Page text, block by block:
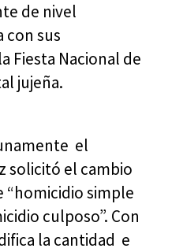
de nivel
con sus
Fiesta Nacional de
jujeña.
el
solicitó el cambio
“homicidio simple
culposo”. Con
la cantidad e